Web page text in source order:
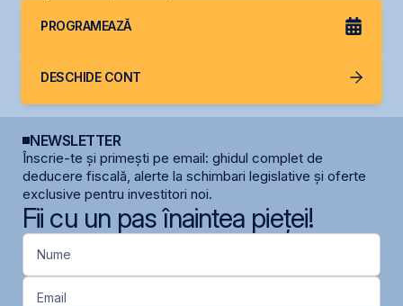
PROGRAMEAZĂ
DESCHIDE CONT
NEWSLETTER
Înscrie-te și primești pe email: ghidul complet de
deducere fiscală, alerte la schimbari legislative și oferte
exclusive pentru investitori noi.
Fii cu un pas înaintea pieței!
Nume
Email